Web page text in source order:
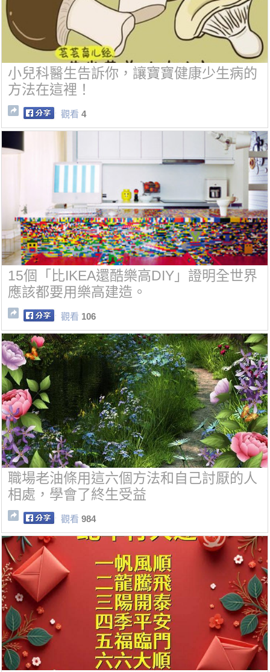
小兒科醫生告訴你，讓寶寶健康少生病的
方法在這裡！
觀看 4
15個「比IKEA還酷樂高DIY」證明全世界
應該都要用樂高建造。
觀看 106
職場老油條用這六個方法和自己討厭的人
相處，學會了終生受益
觀看 984